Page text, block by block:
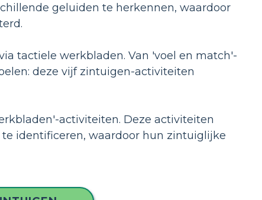
geluiden te herkennen, waardoor
tactiele werkbladen. Van 'voel en match'-
deze vijf zintuigen-activiteiten
activiteiten. Deze activiteiten
identificeren, waardoor hun zintuiglijke